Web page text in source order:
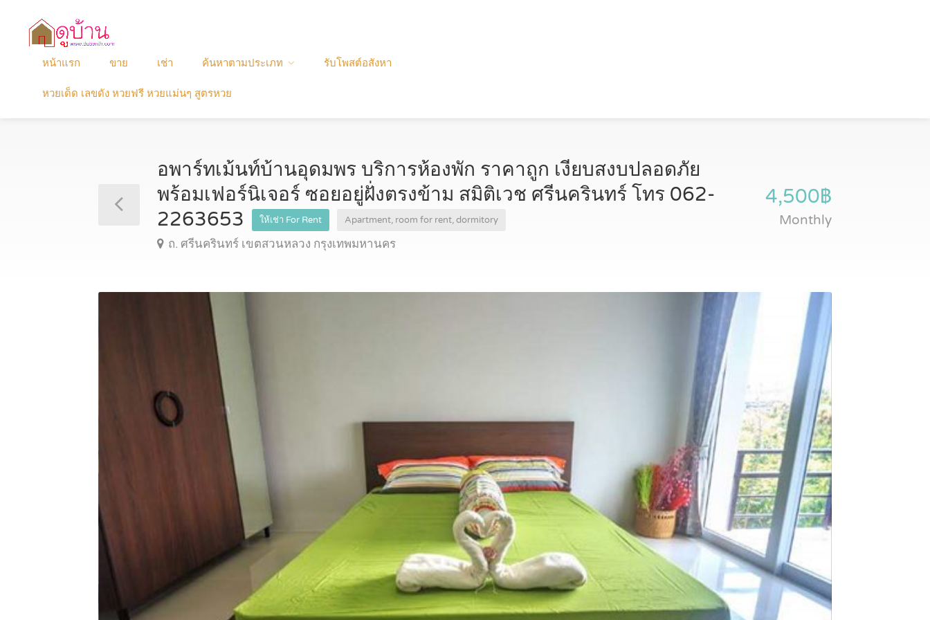
หน้าแรก ขาย เช่า ค้นหาตามประเภท รับโพสต์อสังหา
หวยเด็ด เลขดัง หวยฟรี หวยแม่นๆ สูตรหวย
อพาร์ทเม้นท์บ้านอุดมพร บริการห้องพัก ราคาถูก เงียบสงบปลอดภัย
พร้อมเฟอร์นิเจอร์ ซอยอยู่ฝั่งตรงข้าม สมิติเวช ศรีนครินทร์ โทร 062-
2263653
ให้เช่า For Rent Apartment, room for rent, dormitory
ถ. ศรีนครินทร์ เขตสวนหลวง กรุงเทพมหานคร
4,500฿
Monthly